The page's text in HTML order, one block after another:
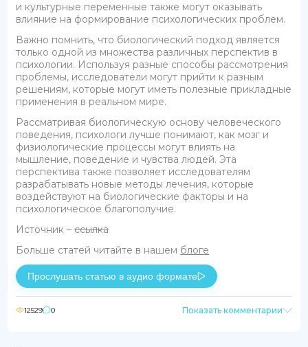
и культурные переменные также могут оказывать
влияние на формирование психологических проблем.
Важно помнить, что биологический подход является
только одной из множества различных перспектив в
психологии. Используя разные способы рассмотрения
проблемы, исследователи могут прийти к разным
решениям, которые могут иметь полезные прикладные
применения в реальном мире.
Рассматривая биологическую основу человеческого
поведения, психологи лучше понимают, как мозг и
физиологические процессы могут влиять на
мышление, поведение и чувства людей. Эта
перспектива также позволяет исследователям
разрабатывать новые методы лечения, которые
воздействуют на биологические факторы и на
психологическое благополучие.
Источник –ссылка
Больше статей читайте в нашем блоге
Прослушать статью в аудио формате
12529 0 Показать комментарии